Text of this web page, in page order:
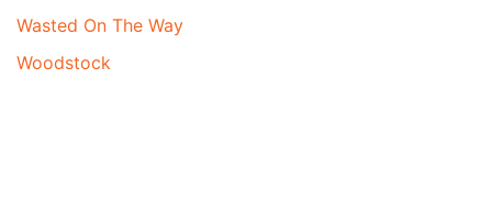
Wasted On The Way
Woodstock